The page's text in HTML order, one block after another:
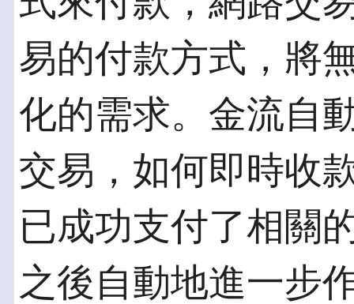
易的付款方式，將
化的需求。金流自
交易，如何即時收
已成功支付了相關
之後自動地進一步